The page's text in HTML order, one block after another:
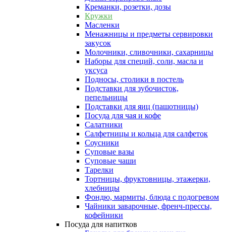
Креманки, розетки, дозы
Кружки
Масленки
Менажницы и предметы сервировки
закусок
Молочники, сливочники, сахарницы
Наборы для специй, соли, масла и
уксуса
Подносы, столики в постель
Подставки для зубочисток,
пепельницы
Подставки для яиц (пашотницы)
Посуда для чая и кофе
Салатники
Салфетницы и кольца для салфеток
Соусники
Суповые вазы
Суповые чаши
Тарелки
Тортницы, фруктовницы, этажерки,
хлебницы
Фондю, мармиты, блюда с подогревом
Чайники заварочные, френч-прессы,
кофейники
Посуда для напитков